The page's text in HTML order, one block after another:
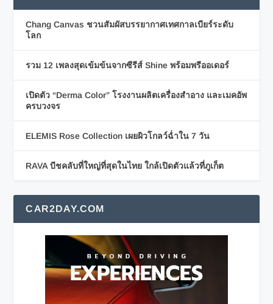
Chang Canvas ชวนสัมผัสบรรยากาศเทศกาลเบียร์ระดับ
โลก
รวม 12 เพลงสุดเข้มข้นจากซีรีส์ Shine พร้อมพรีออเดอร์
เปิดตัว “Derma Color” โรงงานผลิตเครื่องสำอาง และเมคอัพ
ครบวงจร
ELEMIS Rose Collection เผยผิวโกลว์ฉ่ำใน 7 วัน
RAVA บีชคลับที่ใหญ่ที่สุดในไทย ใกล้เปิดตัวแล้วที่ภูเก็ต
CAR2DAY.COM